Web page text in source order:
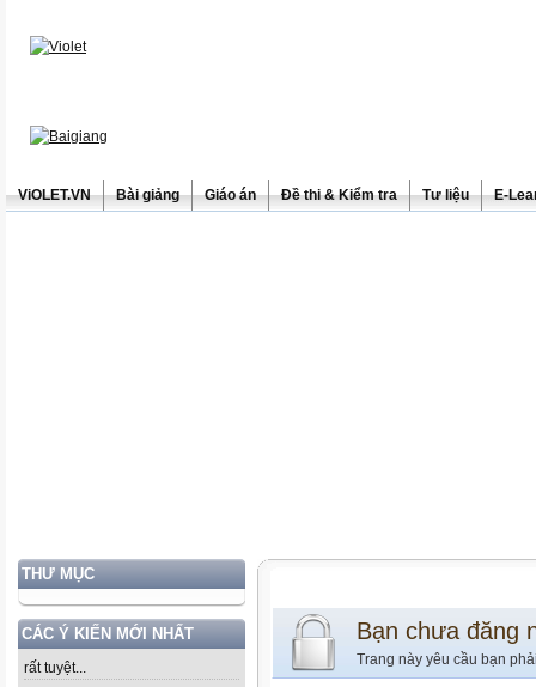
ViOLET.VN Bài giảng Giáo án Đề thi & Kiểm tra Tư liệu E-
THƯ MỤC
CÁC Ý KIẾN MỚI NHẤT
rất tuyệt...
Bạn chưa đăng
Trang này yêu cầu bạn